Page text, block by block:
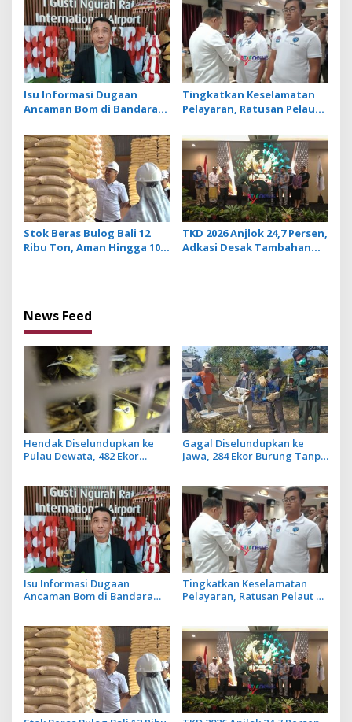
Ancaman Penyakit
Isu Informasi Dugaan
Ancaman Bom di Bandara
Benar, Operasional
Penerbangan Lancar
Tingkatkan Keselamatan
Pelayaran, Ratusan Pelaut
dan JMPR
Stok Beras Bulog Bali 12
Ribu Ton, Aman Hingga 10
TKD 2026 Anjlok 24,7 Persen,
Adkasi Desak Tambahan
News Feed
Hendak Diselundupkan ke
Pulau Dewata, 482 Ekor
Gagal Diselundupkan ke
Jawa, 284 Ekor Burung Tanpa
Isu Informasi Dugaan
Ancaman Bom di Bandara
Lancar
Tingkatkan Keselamatan
Pelayaran, Ratusan Pelaut di